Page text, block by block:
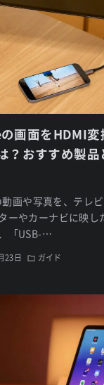
画面をHDMI変
？おすすめ製品
画や写真を、テレ
ーやカーナビに映し
「USB-…
23日 ガイド